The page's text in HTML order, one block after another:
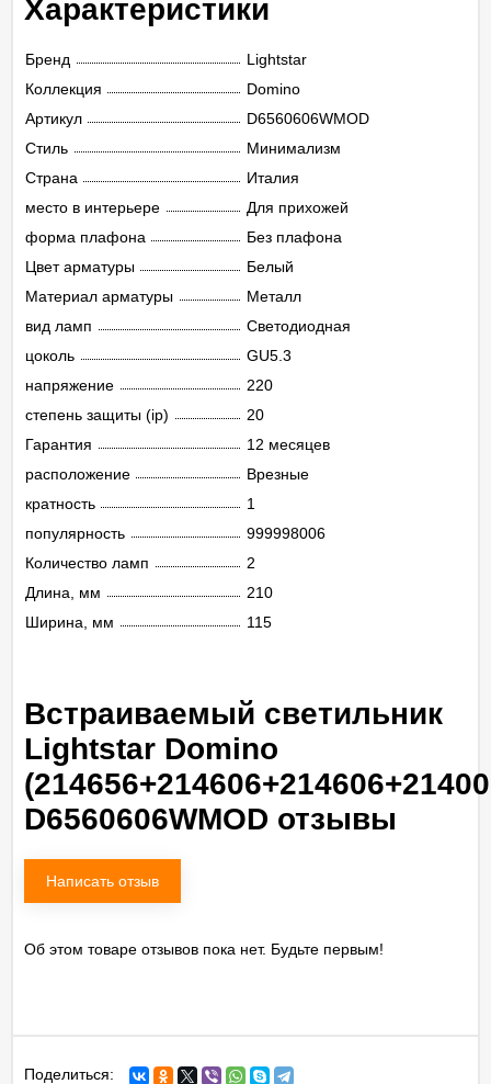
Характеристики
Бренд
Lightstar
Коллекция
Domino
Артикул
D6560606WMOD
Стиль
Минимализм
Страна
Италия
место в интерьере
Для прихожей
форма плафона
Без плафона
Цвет арматуры
Белый
Материал арматуры
Металл
вид ламп
Светодиодная
цоколь
GU5.3
напряжение
220
степень защиты (ip)
20
Гарантия
12 месяцев
расположение
Врезные
кратность
1
популярность
999998006
Количество ламп
2
Длина, мм
210
Ширина, мм
115
Встраиваемый светильник
Lightstar Domino
D6560606WMOD отзывы
Написать отзыв
Об этом товаре отзывов пока нет. Будьте первым!
Поделиться: